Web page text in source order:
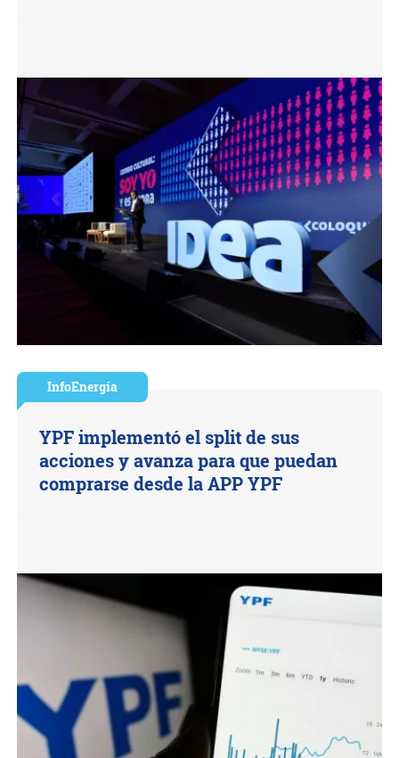
InfoEnergía
YPF implementó el split de sus
acciones y avanza para que puedan
comprarse desde la APP YPF